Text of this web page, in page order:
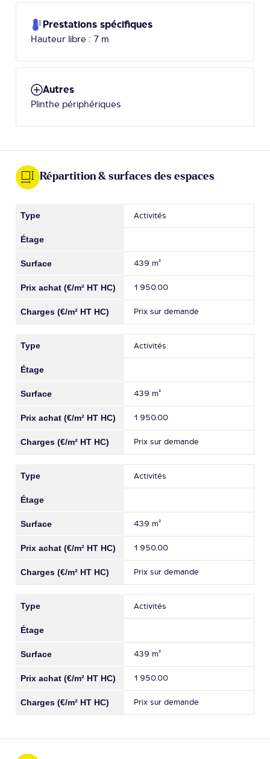
Prestations spécifiques
Hauteur libre : 7 m
Autres
Plinthe périphériques
Répartition & surfaces des espaces
Activités
439 m²
1 950.00
Prix sur demande
Activités
439 m²
1 950.00
Prix sur demande
Activités
439 m²
1 950.00
Prix sur demande
Activités
439 m²
1 950.00
Prix sur demande